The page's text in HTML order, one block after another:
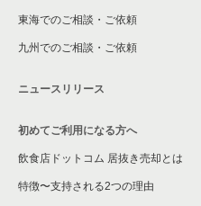
東海でのご相談・ご依頼
九州でのご相談・ご依頼
ニュースリリース
初めてご利用になる方へ
飲食店ドットコム 居抜き売却とは
特徴〜支持される2つの理由